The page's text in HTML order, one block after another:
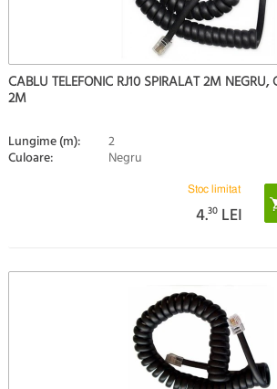
CABLU TELEFONIC RJ10 SPIRALAT 2M NEGRU,
2M
Lungime (m): 2
Culoare: Negru
Stoc limitat
4.30 LEI